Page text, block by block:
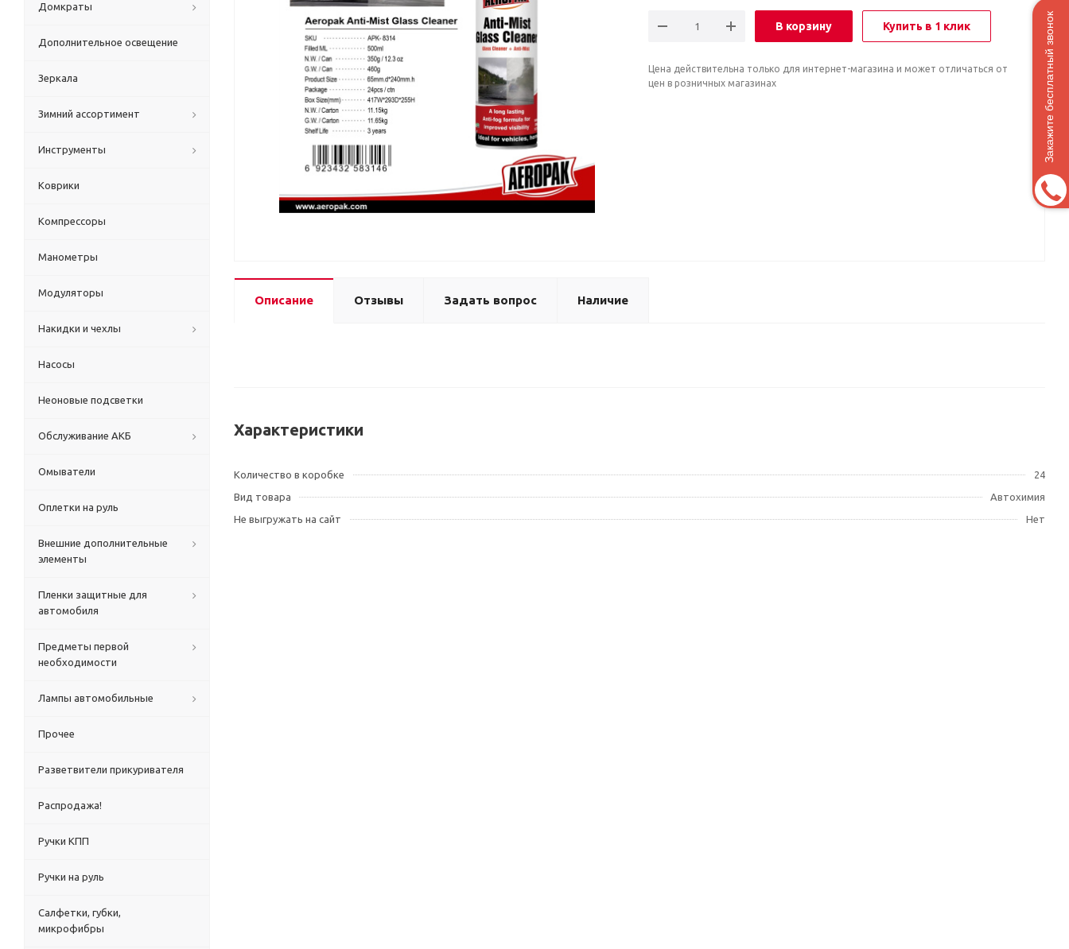
В корзину Купить в 1 клик
Цена действительна только для интернет-магазина и может отличаться от
цен в розничных магазинах
Описание Отзывы Задать вопрос Наличие
Характеристики
Количество в коробке
24
Вид товара
Автохимия
Не выгружать на сайт
Нет
Домкраты
Дополнительное освещение
Зеркала
Зимний ассортимент
Инструменты
Коврики
Компрессоры
Манометры
Модуляторы
Накидки и чехлы
Насосы
Неоновые подсветки
Обслуживание АКБ
Омыватели
Оплетки на руль
Внешние дополнительные
элементы
Пленки защитные для
автомобиля
Предметы первой
необходимости
Лампы автомобильные
Прочее
Разветвители прикуривателя
Распродажа!
Ручки КПП
Ручки на руль
Салфетки, губки,
микрофибры
Закажите бесплатный звонок